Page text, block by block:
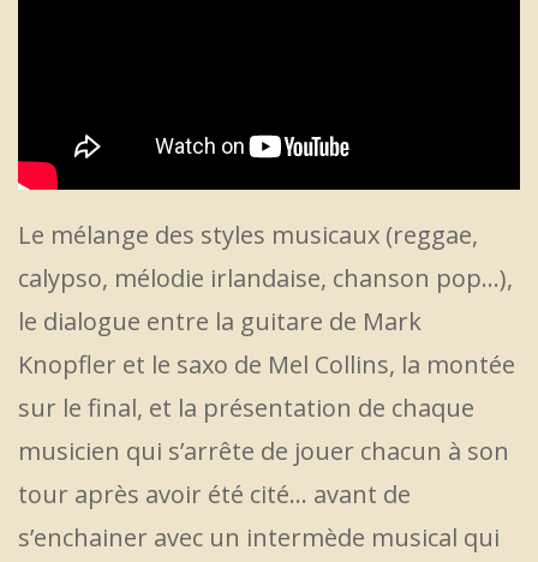
Le mélange des styles musicaux (reggae,
calypso, mélodie irlandaise, chanson pop…),
le dialogue entre la guitare de Mark
Knopfler et le saxo de Mel Collins, la montée
sur le final, et la présentation de chaque
musicien qui s’arrête de jouer chacun à son
tour après avoir été cité… avant de
s’enchainer avec un intermède musical qui